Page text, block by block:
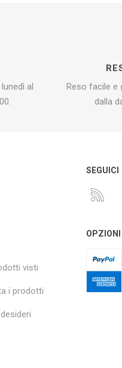
al
Reso facile e
dalla
visti
i prodotti
SEGUICI